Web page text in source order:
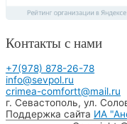
Контакты с нами
+7(978) 878-26-78
info@sevpol.ru
crimea-comfortt@mail.ru
г. Севастополь, ул.
Поддержка сайта ИА